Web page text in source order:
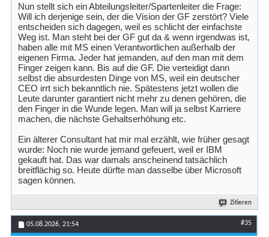
Nun stellt sich ein Abteilungsleiter/Spartenleiter die Frage:
Will ich derjenige sein, der die Vision der GF zerstört? Viele
entscheiden sich dagegen, weil es schlicht der einfachste
Weg ist. Man steht bei der GF gut da & wenn irgendwas ist,
haben alle mit MS einen Verantwortlichen außerhalb der
eigenen Firma. Jeder hat jemanden, auf den man mit dem
Finger zeigen kann. Bis auf die GF. Die verteidigt dann
selbst die absurdesten Dinge von MS, weil ein deutscher
CEO irrt sich bekanntlich nie. Spätestens jetzt wollen die
Leute darunter garantiert nicht mehr zu denen gehören, die
den Finger in die Wunde legen. Man will ja selbst Karriere
machen, die nächste Gehaltserhöhung etc.
Ein älterer Consultant hat mir mal erzählt, wie früher gesagt
wurde: Noch nie wurde jemand gefeuert, weil er IBM
gekauft hat. Das war damals anscheinend tatsächlich
breitflächig so. Heute dürfte man dasselbe über Microsoft
sagen können.
Zitieren
05.08.2026, 21:54 #35